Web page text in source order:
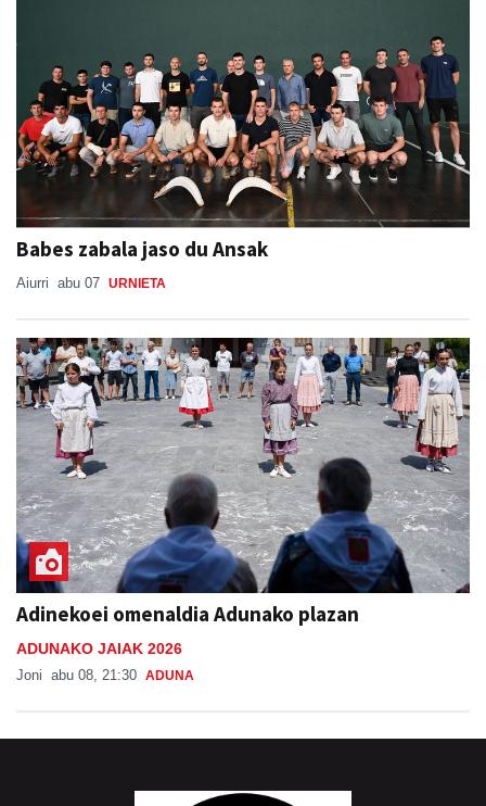
Babes zabala jaso du Ansak
Aiurri abu 07 URNIETA
Adinekoei omenaldia Adunako plazan
ADUNAKO JAIAK 2026
Joni abu 08, 21:30 ADUNA